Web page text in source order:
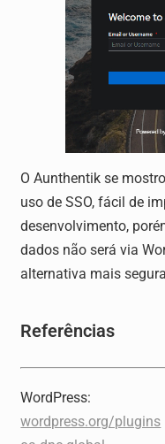
O Aunthentik se
uso de SSO, fácil de
desenvolvimento,
dados não será via
alternativa mais
Referências
WordPress:
wordpress.org/plugins